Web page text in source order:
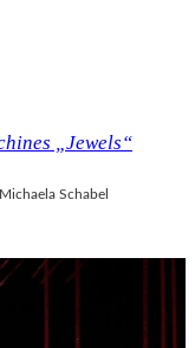
„Jewels“
Michaela Schabel